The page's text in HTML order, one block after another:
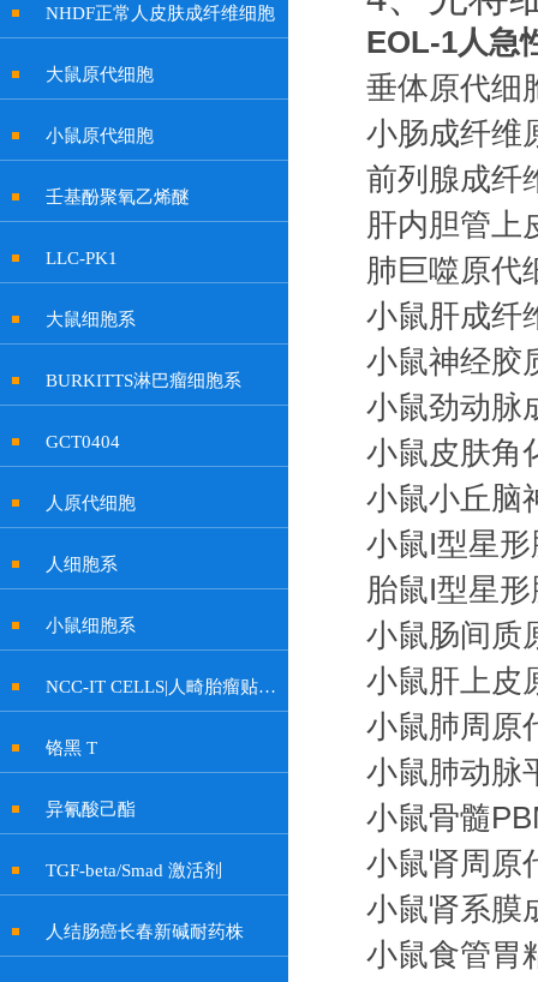
NHDF正常人皮肤成纤维细胞
大鼠原代细胞
小鼠原代细胞
壬基酚聚氧乙烯醚
LLC-PK1
大鼠细胞系
BURKITTS淋巴瘤细胞系
GCT0404
人原代细胞
人细胞系
小鼠细胞系
NCC-IT CELLS|人畸胎瘤贴壁细胞
铬黑 T
异氰酸己酯
TGF-beta/Smad 激活剂
人结肠癌长春新碱耐药株
EOL-1人急
垂体原代细
小肠成纤维
前列腺成纤
肝内胆管上
肺巨噬原代
小鼠肝成纤
小鼠神经胶
小鼠劲动脉
小鼠皮肤角
小鼠小丘脑
小鼠I型星
胎鼠I型星
小鼠肠间质
小鼠肝上皮
小鼠肺周原
小鼠肺动脉
小鼠骨髓
小鼠肾周原
小鼠肾系膜
小鼠食管胃